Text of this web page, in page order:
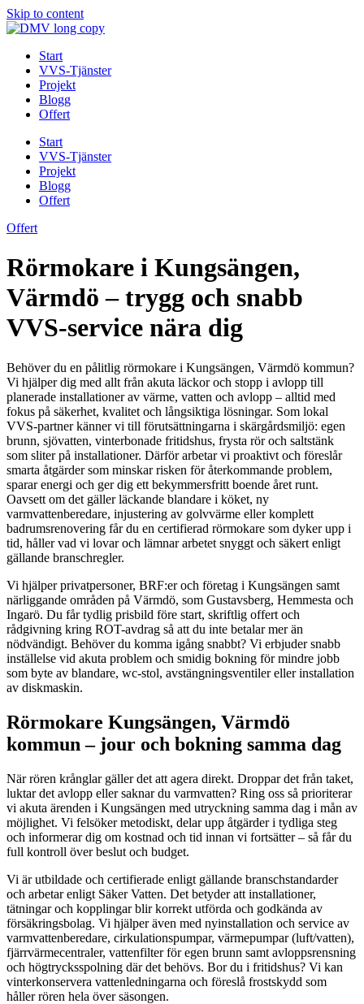
Skip to content
Start
VVS-Tjänster
Projekt
Blogg
Offert
Start
VVS-Tjänster
Projekt
Blogg
Offert
Offert
Rörmokare i Kungsängen,
Värmdö – trygg och snabb
VVS-service nära dig
Behöver du en pålitlig rörmokare i Kungsängen, Värmdö kommun?
Vi hjälper dig med allt från akuta läckor och stopp i avlopp till
planerade installationer av värme, vatten och avlopp – alltid med
fokus på säkerhet, kvalitet och långsiktiga lösningar. Som lokal
VVS-partner känner vi till förutsättningarna i skärgårdsmiljö: egen
brunn, sjövatten, vinterbonade fritidshus, frysta rör och saltstänk
som sliter på installationer. Därför arbetar vi proaktivt och föreslår
smarta åtgärder som minskar risken för återkommande problem,
sparar energi och ger dig ett bekymmersfritt boende året runt.
Oavsett om det gäller läckande blandare i köket, ny
varmvattenberedare, injustering av golvvärme eller komplett
badrumsrenovering får du en certifierad rörmokare som dyker upp i
tid, håller vad vi lovar och lämnar arbetet snyggt och säkert enligt
gällande branschregler.
Vi hjälper privatpersoner, BRF:er och företag i Kungsängen samt
närliggande områden på Värmdö, som Gustavsberg, Hemmesta och
Ingarö. Du får tydlig prisbild före start, skriftlig offert och
rådgivning kring ROT-avdrag så att du inte betalar mer än
nödvändigt. Behöver du komma igång snabbt? Vi erbjuder snabb
inställelse vid akuta problem och smidig bokning för mindre jobb
som byte av blandare, wc-stol, avstängningsventiler eller installation
av diskmaskin.
Rörmokare Kungsängen, Värmdö
kommun – jour och bokning samma dag
När rören krånglar gäller det att agera direkt. Droppar det från taket,
luktar det avlopp eller saknar du varmvatten? Ring oss så prioriterar
vi akuta ärenden i Kungsängen med utryckning samma dag i mån av
möjlighet. Vi felsöker metodiskt, delar upp åtgärder i tydliga steg
och informerar dig om kostnad och tid innan vi fortsätter – så får du
full kontroll över beslut och budget.
Vi är utbildade och certifierade enligt gällande branschstandarder
och arbetar enligt Säker Vatten. Det betyder att installationer,
tätningar och kopplingar blir korrekt utförda och godkända av
försäkringsbolag. Vi hjälper även med nyinstallation och service av
varmvattenberedare, cirkulationspumpar, värmepumpar (luft/vatten),
fjärrvärmecentraler, vattenfilter för egen brunn samt avloppsrensning
och högtrycksspolning där det behövs. Bor du i fritidshus? Vi kan
vinterkonservera vattenledningarna och föreslå frostskydd som
håller rören hela över säsongen.